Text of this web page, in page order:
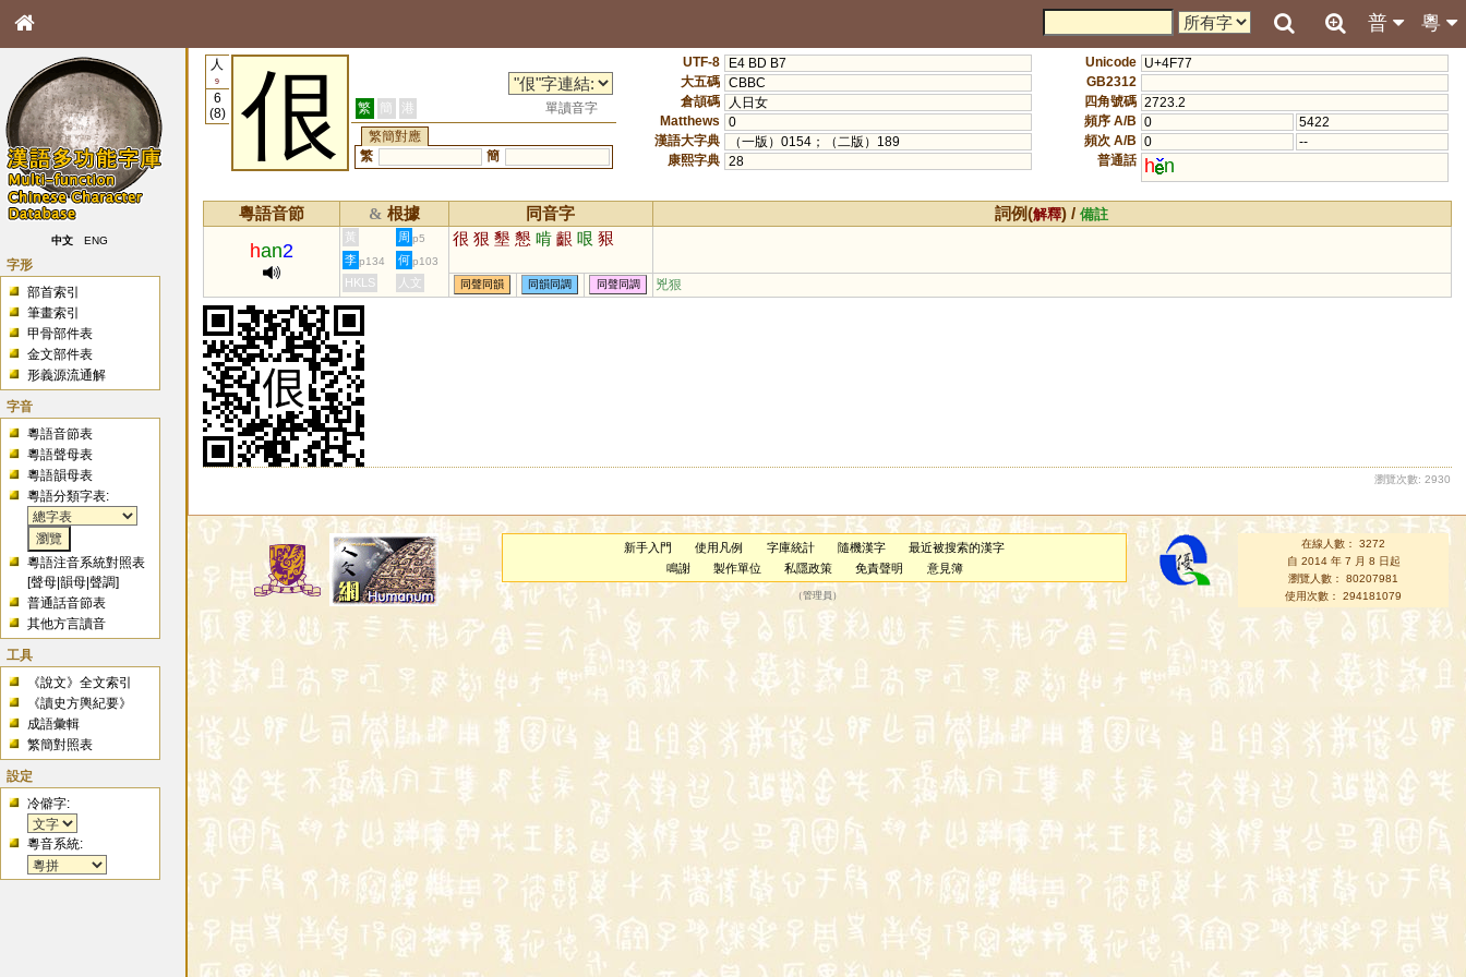
粵
普
中文 ENG
字形
部首索引
筆畫索引
甲骨部件表
金文部件表
形義源流通解
字音
粵語音節表
粵語聲母表
粵語韻母表
粵語分類字表:
粵語注音系統對照表
[聲母 |韻母 |聲調]
普通話音節表
其他方言讀音
工具
《說文》全文索引
《讀史方輿紀要》
成語彙輯
繁簡對照表
設定
冷僻字:
粵音系統:
人
9
6
(8)
佷 繁 簡 港
單讀音字
繁簡對應
繁
簡
UTF-8
E4 BD B7
大五碼 CBBC
倉頡碼
人日女
Matthews
0
漢語大字典
（一版）0154；（二版）189
康熙字典 28
Unicode U+4F77
GB2312
四角號碼 2723.2
頻序 A/B 0
5422
頻次 A/B 0
--
普通話 h n
粵語音節 & 根據 同音字 詞例(解釋) /備註
han2
黃 周 p5 很 狠 墾 懇 啃 齦 哏 豤
李 p134 何 p103
HKLS 人文 同聲同韻 同韻同調 同聲同調 兇狠
瀏覽次數: 2930
新手入門 使用凡例 字庫統計 隨機漢字
最近被搜索的漢字
鳴謝
製作單位 私隱政策 免責聲明 意見簿
（管理員 ）
在線人數： 3272
自 2014 年 7 月 8 日起
瀏覽人數： 80207981
使用次數： 294181079